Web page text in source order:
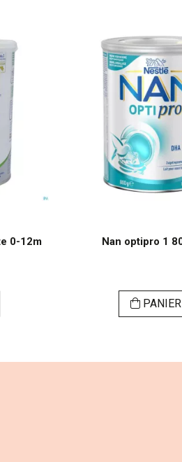
0-12m
Nan optipro 1
PANIER